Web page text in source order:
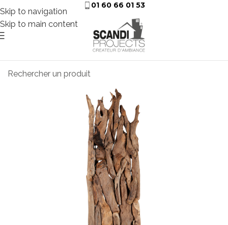
Skip to navigation
Skip to main content
01 60 66 01 53